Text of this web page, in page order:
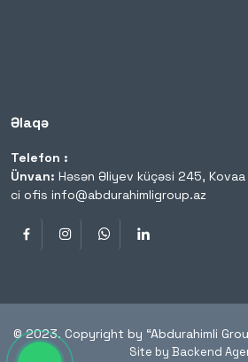
Əlaqə
Telefon :
Ünvan: Həsən Əliyev küçəsi 245, Kovaa
ci ofis info@abdurahimligroup.az
© 2023. Copyright by “Abdurahimli
Site by Backend